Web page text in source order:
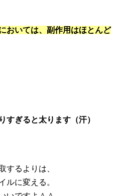
おいては、副作用はほとんど
すぎると太ります（汗）
するよりは、
ルに変える。